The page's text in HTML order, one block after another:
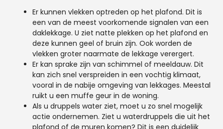
Er kunnen vlekken optreden op het plafond. Dit is
een van de meest voorkomende signalen van een
daklekkage. U ziet natte plekken op het plafond en
deze kunnen geel of bruin zijn. Ook worden de
vlekken groter naarmate de lekkage verergert.
Er kan sprake zijn van schimmel of meeldauw. Dit
kan zich snel verspreiden in een vochtig klimaat,
vooral in de nabije omgeving van lekkages. Meestal
ruikt u een muffe geur in de woning.
Als u druppels water ziet, moet u zo snel mogelijk
actie ondernemen. Ziet u waterdruppels die uit het
plafond of de muren komen? Dit is een duidelijk